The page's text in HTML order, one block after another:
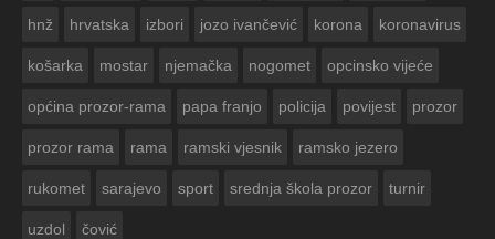
hnž hrvatska izbori jozo ivančević korona koronavirus
košarka mostar njemačka nogomet opcinsko vijeće
općina prozor-rama papa franjo policija povijest prozor
prozor rama rama ramski vjesnik ramsko jezero
rukomet sarajevo sport srednja škola prozor turnir
uzdol čović